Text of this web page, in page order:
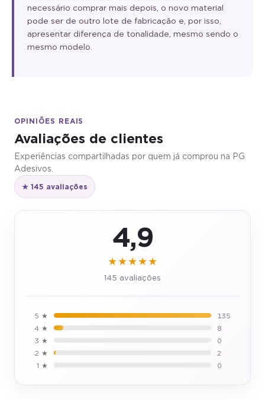
necessário comprar mais depois, o novo material
pode ser de outro lote de fabricação e, por isso,
apresentar diferença de tonalidade, mesmo sendo o
mesmo modelo.
OPINIÕES REAIS
Avaliações de clientes
Experiências compartilhadas por quem já comprou na PG
Adesivos.
★ 145 avaliações
4,9
★★★★★
145 avaliações
5 ★
135
4 ★
8
3 ★
0
2 ★
2
1 ★
0